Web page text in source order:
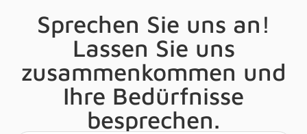
Sprechen Sie uns an!
Lassen Sie uns
zusammenkommen und
Ihre Bedürfnisse
besprechen.